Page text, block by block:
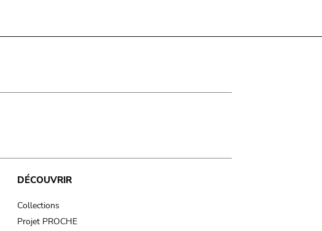
DÉCOUVRIR
Collections
Projet PROCHE